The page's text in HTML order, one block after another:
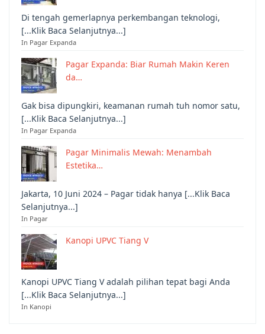
Di tengah gemerlapnya perkembangan teknologi,
[...Klik Baca Selanjutnya...]
In Pagar Expanda
Pagar Expanda: Biar Rumah Makin Keren
da…
Gak bisa dipungkiri, keamanan rumah tuh nomor satu,
[...Klik Baca Selanjutnya...]
In Pagar Expanda
Pagar Minimalis Mewah: Menambah
Estetika…
Jakarta, 10 Juni 2024 – Pagar tidak hanya [...Klik Baca
Selanjutnya...]
In Pagar
Kanopi UPVC Tiang V
Kanopi UPVC Tiang V adalah pilihan tepat bagi Anda
[...Klik Baca Selanjutnya...]
In Kanopi